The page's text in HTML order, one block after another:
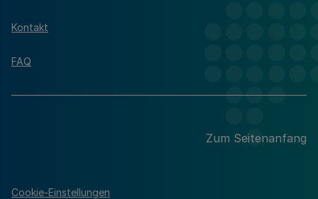
Kontakt
FAQ
Zum Seitenanfang
Cookie-Einstellungen